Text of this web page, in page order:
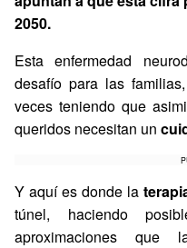
2050.
Esta enfermedad
desafío para las
veces teniendo que
queridos necesitan un
Y aquí es donde la
túnel, haciendo
aproximaciones que